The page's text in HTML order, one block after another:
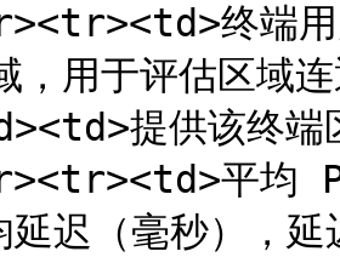
终端用
，用于评估区
提供该终端
平均
迟（毫秒），延